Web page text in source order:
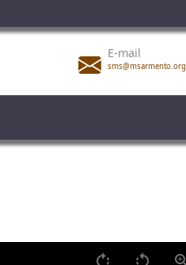
E-mail
sms@msarmento.org